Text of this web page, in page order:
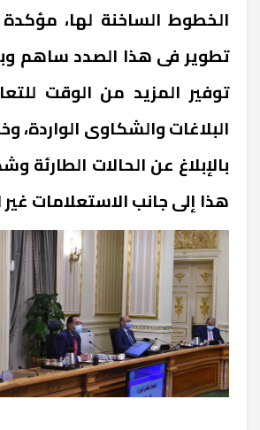
الخطوط الساخنة لها،
تطوير فى هذا الصدد ساهم
توفير المزيد من الوقت
البلاغات والشكاوى الواردة،
بالإبلاغ عن الحالات الطارئة
هذا إلى جانب الاستعلامات غير